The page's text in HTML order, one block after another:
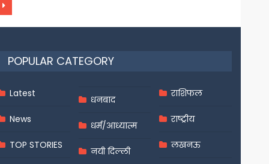
POPULAR CATEGORY
Latest
News
TOP STORIES
धनबाद
धर्म/आध्यात्म
नयी दिल्ली
राशिफल
राष्ट्रीय
लखनऊ